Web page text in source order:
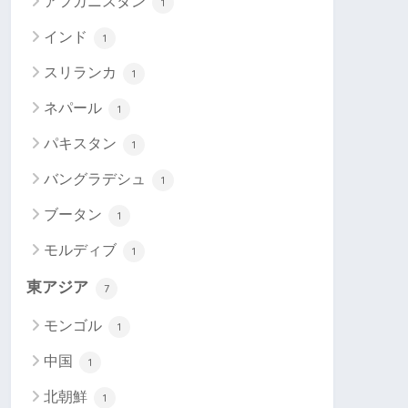
インド 1
スリランカ 1
ネパール 1
パキスタン 1
バングラデシュ 1
ブータン 1
モルディブ 1
東アジア 7
モンゴル 1
中国 1
北朝鮮 1